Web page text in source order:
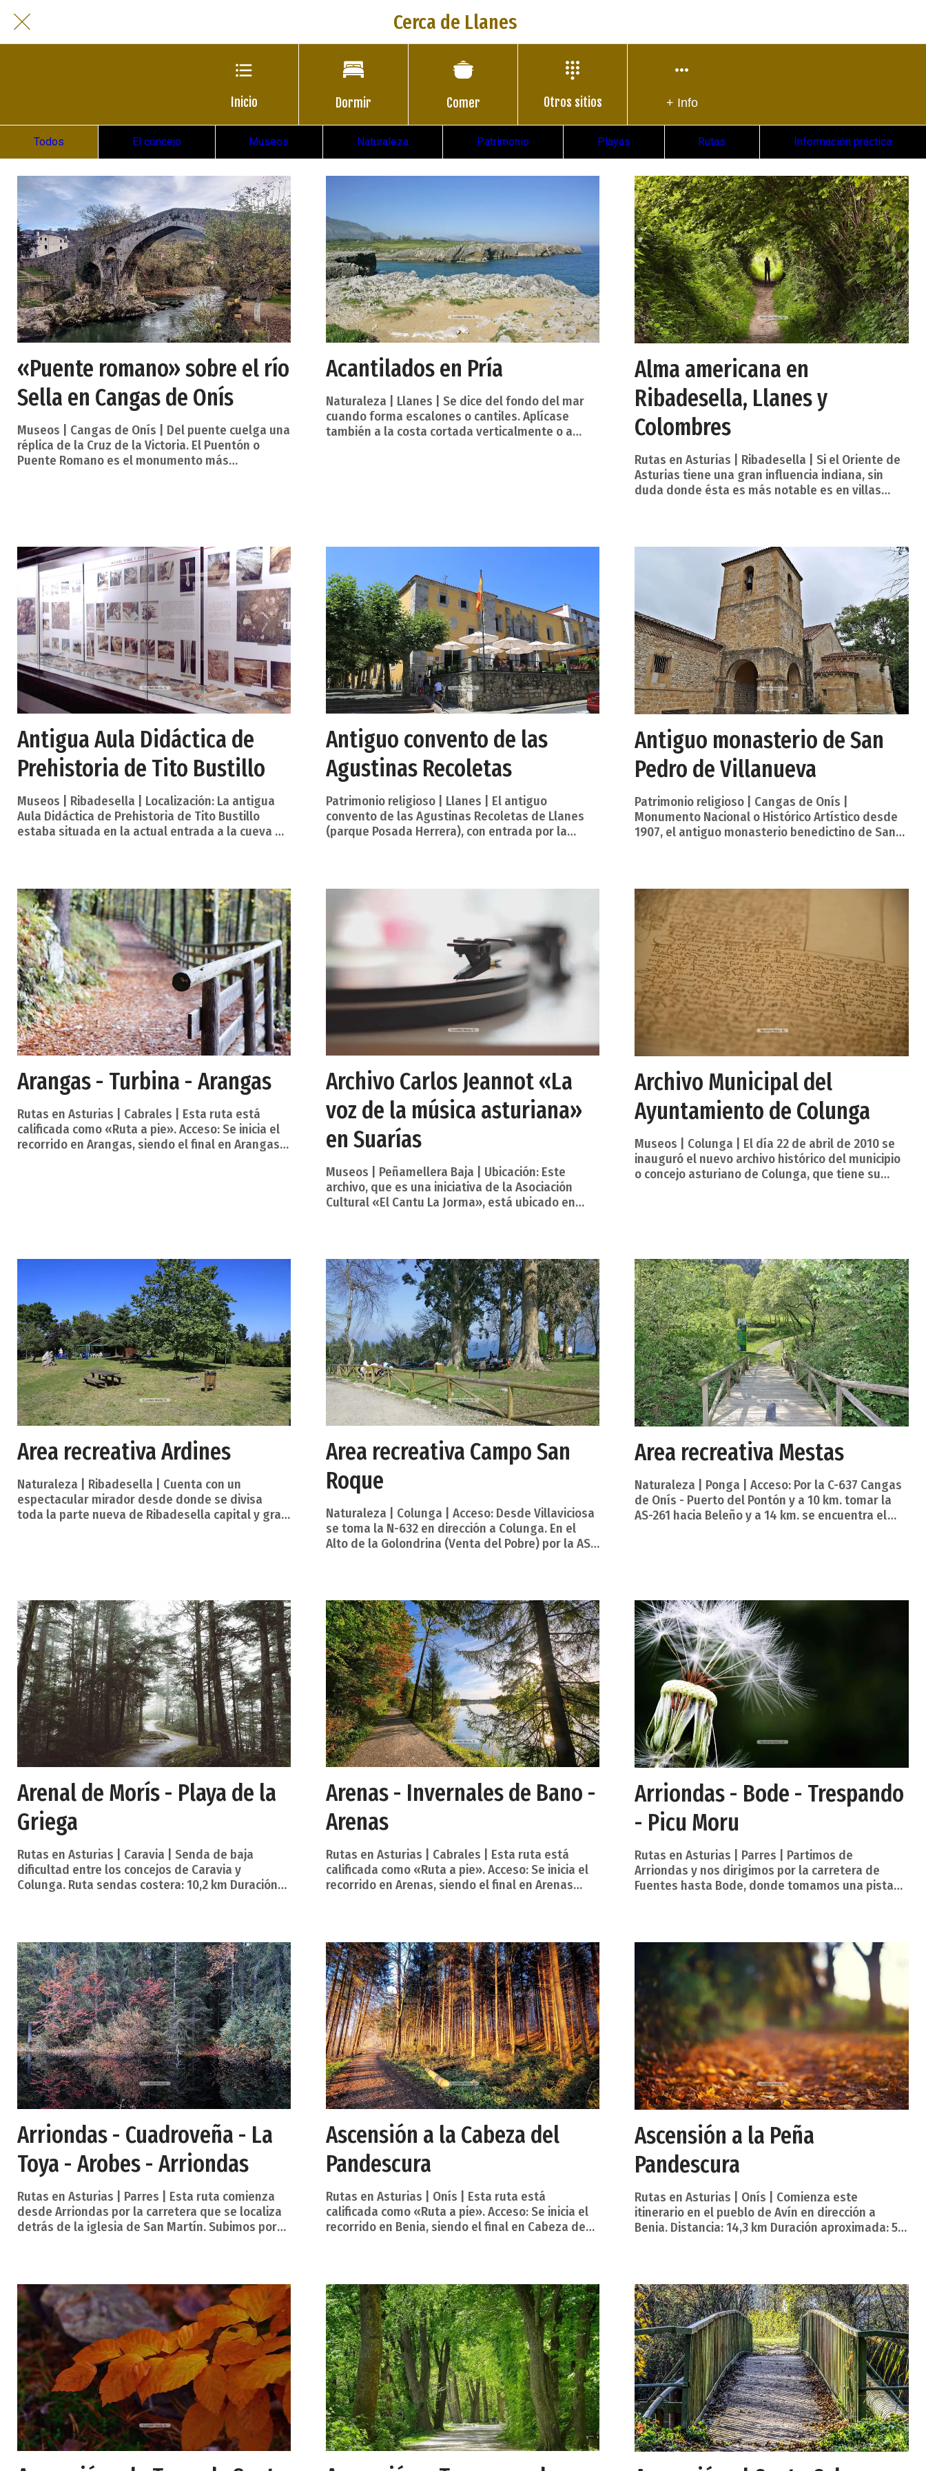
Cerca de Llanes
Inicio Dormir Comer Otros sitios + Info
Todos El concejo Museos Naturaleza Patrimonio Playas Rutas Información práctica
«Puente romano» sobre el río
Sella en Cangas de Onís
Museos | Cangas de Onís | Del puente cuelga una
réplica de la Cruz de la Victoria. El Puentón o
Puente Romano es el monumento más
con camino empedrado, es el mirador sobre el
Sella y arriesgado trampolín, junto a los
contrafuertes, de bañistas veraniegos, ya qu
Acantilados en Pría
Naturaleza | Llanes | Se dice del fondo del mar
cuando forma escalones o cantiles. Aplícase
también a la costa cortada verticalmente o a
Alma americana en
Ribadesella, Llanes y
Colombres
Rutas en Asturias | Ribadesella | Si el Oriente de
Asturias tiene una gran influencia indiana, sin
duda donde ésta es más notable es en villas
Los tres municipios costeros del oriente de
Asturias tienen su cabecera administrativa en
villas de singular belleza, marcadas por el dinero
y la arquitectura que los emigrantes que
triunfaron en Amé
Antigua Aula Didáctica de
Prehistoria de Tito Bustillo
Museos | Ribadesella | Localización: La antigua
Aula Didáctica de Prehistoria de Tito Bustillo
estaba situada en la actual entrada a la cueva de
encuentra a 84 km de Oviedo, capital del
Principado de Asturias. Está bien comunicada por
las carreteras N-634 (Oviedo-Santander), que
atraviesa el término municipal procedente d
Antiguo convento de las
Agustinas Recoletas
Patrimonio religioso | Llanes | El antiguo
convento de las Agustinas Recoletas de Llanes
(parque Posada Herrera), con entrada por la
primitiva condición monástica se hayan perdido,
aunque mantiene los frentes de la portería y del
templo, al igual que la mayor parte interior de la
iglesia, convertida en comedor. El cenobio,
diseñado y edificado entr
Antiguo monasterio de San
Pedro de Villanueva
Patrimonio religioso | Cangas de Onís |
Monumento Nacional o Histórico Artístico desde
1907, el antiguo monasterio benedictino de San
municipal, Cangas de Onís, siguiendo la carretera
N-637 hacia Ribadesella. La tradición atribuye a
Alfonso I el Católico (739-757), yerno de Pelayo, la
fundación de este cenobio como templo y
panteón real sob
Arangas - Turbina - Arangas
Rutas en Asturias | Cabrales | Esta ruta está
calificada como «Ruta a pie». Acceso: Se inicia el
recorrido en Arangas, siendo el final en Arangas
Archivo Carlos Jeannot «La
voz de la música asturiana»
en Suarías
Museos | Peñamellera Baja | Ubicación: Este
archivo, que es una iniciativa de la Asociación
Cultural «El Cantu La Jorma», está ubicado en
centro cultural (antigua escuela de la Concha).
Fecha de inauguración: sábado 3 de abril de 2010.
Visitas: todos los días de la semana, previa cita a
los tfnos. 629 675 667 y 696 857 299. Entrada:
gratuita.
Archivo Municipal del
Ayuntamiento de Colunga
Museos | Colunga | El día 22 de abril de 2010 se
inauguró el nuevo archivo histórico del municipio
o concejo asturiano de Colunga, que tiene su
Productor de la documentación: Ayuntamiento de
Colunga. Alcance y contenido: El document
Area recreativa Ardines
Naturaleza | Ribadesella | Cuenta con un
espectacular mirador desde donde se divisa
toda la parte nueva de Ribadesella capital y gran
341 hacia El Carmen y tras 100 metros
abandonarla para continuar a la izquierda en
dirección a los
Area recreativa Campo San
Roque
Naturaleza | Colunga | Acceso: Desde Villaviciosa
se toma la N-632 en dirección a Colunga. En el
Alto de la Golondrina (Venta del Pobre) por la AS-
encuentra en el Campo de San Roque. Reseña:
Zona abierta de acantilado asentada en un
altozano con árboles centenarios y al lado de la
capilla de San Roque. Desde el área se divisa,
Area recreativa Mestas
Naturaleza | Ponga | Acceso: Por la C-637 Cangas
de Onís - Puerto del Pontón y a 10 km. tomar la
AS-261 hacia Beleño y a 14 km. se encuentra el
emblemáticos como el Tiatordos o el Pierzu, el
bosque de Peloño, el ecomuseo de Beleño, a
Arenal de Morís - Playa de la
Griega
Rutas en Asturias | Caravia | Senda de baja
dificultad entre los concejos de Caravia y
Colunga. Ruta sendas costera: 10,2 km Duración
Morís (Caravia) y sigue por la acera de la
carretera en dirección a Prado. A unos 300 metros
se toma un camino hacia la derecha en dirección
oeste. En esta zona de la rasa se mantienen
abundantes prad
Arenas - Invernales de Bano -
Arenas
Rutas en Asturias | Cabrales | Esta ruta está
calificada como «Ruta a pie». Acceso: Se inicia el
recorrido en Arenas, siendo el final en Arenas
en dirección a Poncebos. Tras pasar el puente del
Casaño, y antes de cruzar el puente de Cares,
encontramos un camino a la derecha que se
adentra en un bosque mixto. El camino sube
paralelo a la
Arriondas - Bode - Trespando
- Picu Moru
Rutas en Asturias | Parres | Partimos de
Arriondas y nos dirigimos por la carretera de
Fuentes hasta Bode, donde tomamos una pista
cumbre del Picu Moru, desde donde pueden
observarse bellas vistas de Arriondas y concejos
limítrofes y contemplar distintas especies
arbóreas. El regreso lo efectuaremos por el
mismo camino. Sella y Sueve, río
Arriondas - Cuadroveña - La
Toya - Arobes - Arriondas
Rutas en Asturias | Parres | Esta ruta comienza
desde Arriondas por la carretera que se localiza
detrás de la iglesia de San Martín. Subimos por
Europa y al Norte la Sierra del Sueve. A
continuación, cogemos un camino de este pueblo
que nos introducirá en el Pinar de La Toya.
Después de dos kilómetros de camino por el
pinar llegamos
Ascensión a la Cabeza del
Pandescura
Rutas en Asturias | Onís | Esta ruta está
calificada como «Ruta a pie». Acceso: Se inicia el
recorrido en Benia, siendo el final en Cabeza de
Villoria, que da nombre al barrio. Cruzando el
puente de piedra, remontamos por una pista de
fuerte pendiente. Superadas apenas dos
cerradas curvas, en una de fuerte giro a la
derecha, sale a la izquier
Ascensión a la Peña
Pandescura
Rutas en Asturias | Onís | Comienza este
itinerario en el pueblo de Avín en dirección a
Benia. Distancia: 14,3 km Duración aproximada: 5 h
toma la desviación a la derecha hasta ir a dar una
pista. Siguiendo esta pista llegamos a Posadorio,
continuamos hasta llegar a una bifurcación a la
derecha, seguimos y pasamos cerca de una
fuente